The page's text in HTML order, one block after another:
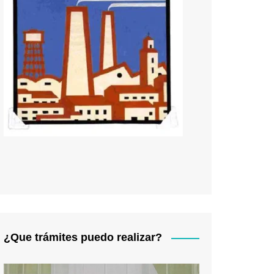
¿Que trámites puedo realizar?